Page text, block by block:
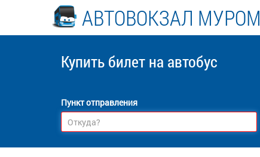
АВТОВОКЗАЛ МУРОМ
Купить билет на автобус
Пункт отправления